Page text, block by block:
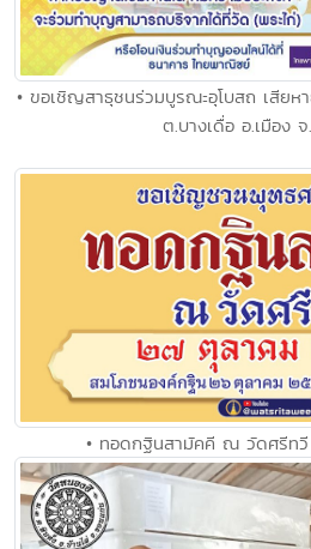
• ขอเชิญสาธุชนร่วมบูรณะอุโบสถ เสียห
ต.บางเดื่อ อ.เมือง
• ทอดกฐินสามัคคี ณ วัดศรี